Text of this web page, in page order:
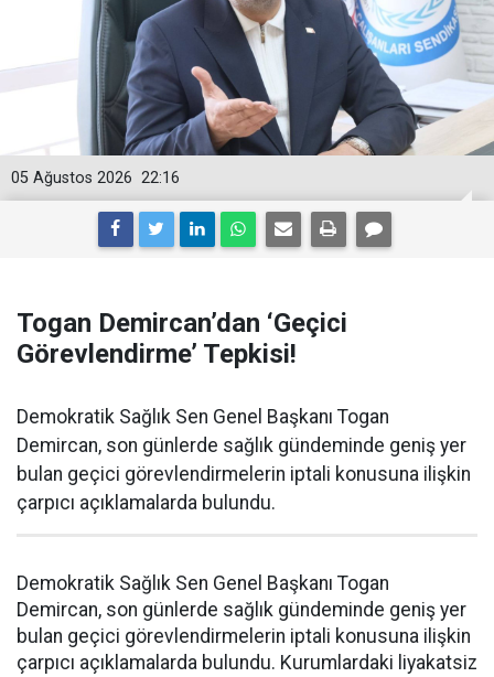
22:16
05 Ağustos 2026
Togan Demircan’dan ‘Geçici
Görevlendirme’ Tepkisi!
Demokratik Sağlık Sen Genel Başkanı Togan
Demircan, son günlerde sağlık gündeminde geniş yer
bulan geçici görevlendirmelerin iptali konusuna ilişkin
çarpıcı açıklamalarda bulundu.
Demokratik Sağlık Sen Genel Başkanı Togan
Demircan, son günlerde sağlık gündeminde geniş yer
bulan geçici görevlendirmelerin iptali konusuna ilişkin
çarpıcı açıklamalarda bulundu. Kurumlardaki liyakatsiz